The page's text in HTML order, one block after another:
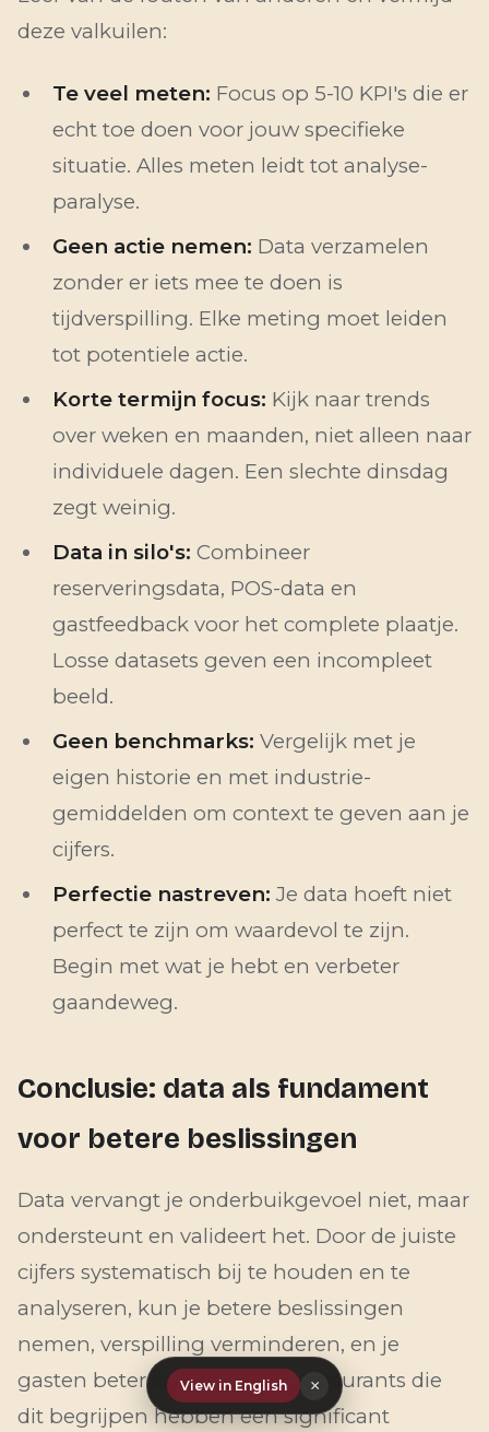
deze valkuilen:
Te veel meten: Focus op 5-10 KPI's die er
echt toe doen voor jouw specifieke
situatie. Alles meten leidt tot analyse-
paralyse.
Geen actie nemen: Data verzamelen
zonder er iets mee te doen is
tijdverspilling. Elke meting moet leiden
tot potentiele actie.
Korte termijn focus: Kijk naar trends
over weken en maanden, niet alleen naar
individuele dagen. Een slechte dinsdag
zegt weinig.
Data in silo's: Combineer
reserveringsdata, POS-data en
gastfeedback voor het complete plaatje.
Losse datasets geven een incompleet
beeld.
Geen benchmarks: Vergelijk met je
eigen historie en met industrie-
gemiddelden om context te geven aan je
cijfers.
Perfectie nastreven: Je data hoeft niet
perfect te zijn om waardevol te zijn.
Begin met wat je hebt en verbeter
gaandeweg.
Conclusie: data als fundament
voor betere beslissingen
Data vervangt je onderbuikgevoel niet, maar
ondersteunt en valideert het. Door de juiste
cijfers systematisch bij te houden en te
analyseren, kun je betere beslissingen
nemen, verspilling verminderen, en je
gasten beter bedienen. De restaurants die
dit begrijpen hebben een significant
View in English ×